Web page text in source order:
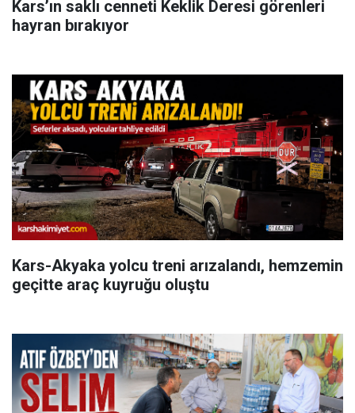
Kars’ın saklı cenneti Keklik Deresi görenleri
hayran bırakıyor
Kars-Akyaka yolcu treni arızalandı, hemzemin
geçitte araç kuyruğu oluştu